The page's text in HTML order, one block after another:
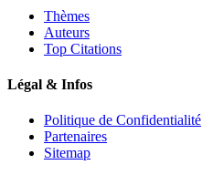
Thèmes
Auteurs
Top Citations
Légal & Infos
Politique de Confidentialité
Partenaires
Sitemap